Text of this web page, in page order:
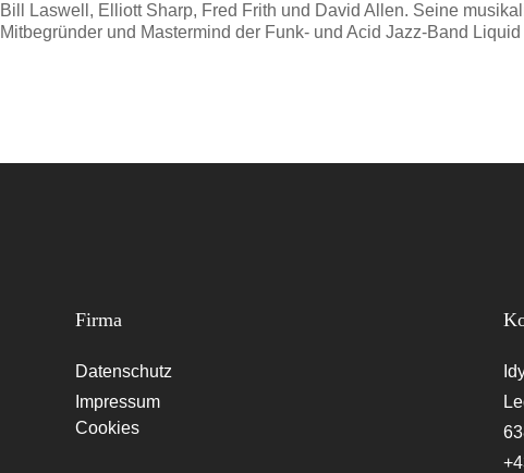
Bill Laswell, Elliott Sharp, Fred Frith und David Allen. Seine
Mitbegründer und Mastermind der Funk- und Acid Jazz-Band Liquid
Firma
Datenschutz
Impressum
Cookies